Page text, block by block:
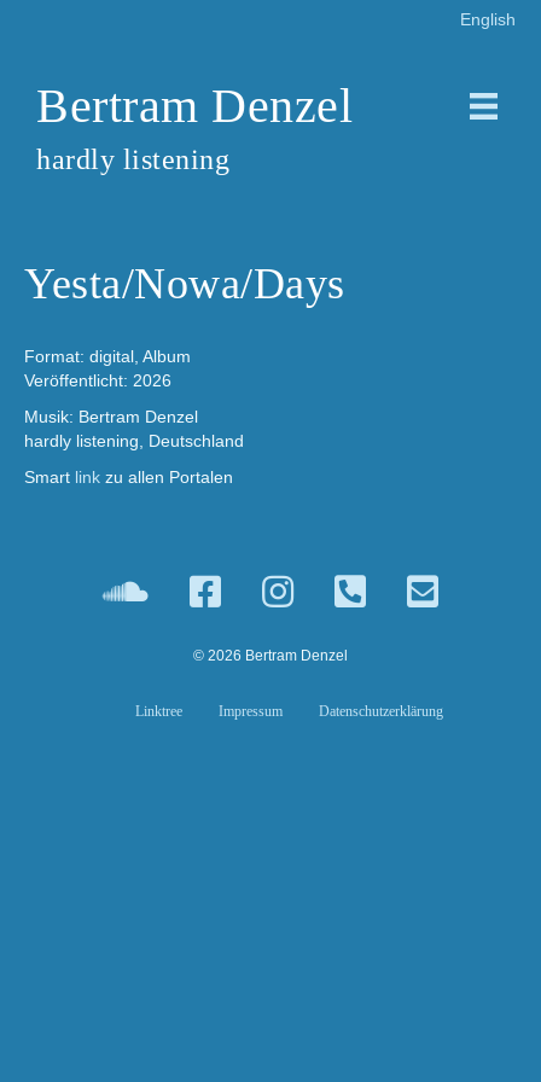
English
Bertram Denzel
hardly listening
Yesta/Nowa/Days
Format: digital, Album
Veröffentlicht: 2026
Musik: Bertram Denzel
hardly listening, Deutschland
Smart link zu allen Portalen
Linktree Impressum Datenschutzerklärung
© 2026 Bertram Denzel